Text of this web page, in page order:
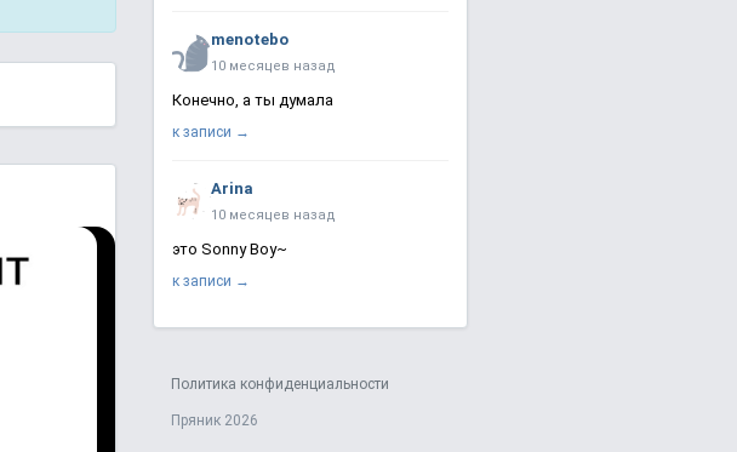
menotebo
10 месяцев назад
Конечно, а ты думала
к записи →
Arina
10 месяцев назад
это Sonny Boy~
к записи →
Политика конфиденциальности
Пряник 2026